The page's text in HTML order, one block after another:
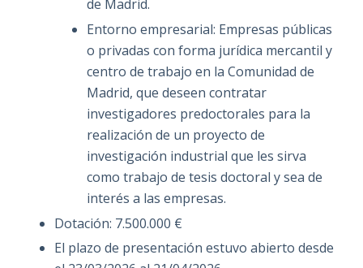
de Madrid.
Entorno empresarial: Empresas públicas
o privadas con forma jurídica mercantil y
centro de trabajo en la Comunidad de
Madrid, que deseen contratar
investigadores predoctorales para la
realización de un proyecto de
investigación industrial que les sirva
como trabajo de tesis doctoral y sea de
interés a las empresas.
Dotación: 7.500.000 €
El plazo de presentación estuvo abierto desde